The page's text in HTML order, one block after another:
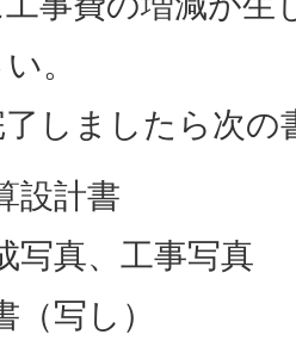
。
しましたら次の
設計書
写真、工事写真
（写し）